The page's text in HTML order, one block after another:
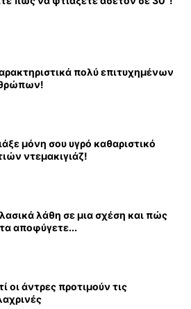
πολύ επιτυχημένων
μόνη σου υγρό καθαριστικό
ντεμακιγιάζ!
λάθη σε μια σχέση και πώς
αποφύγετε...
οι άντρες προτιμούν τις